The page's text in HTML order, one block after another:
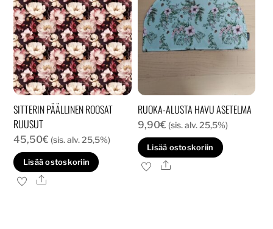
SITTERIN PÄÄLLINEN ROOSAT
RUUSUT
45,50€ (sis. alv. 25,5%)
Lisää ostoskoriin
Ale
RUOKA-ALUSTA HAVU ASETELMA
9,90€ (sis. alv. 25,5%)
Lisää ostoskoriin
Ale